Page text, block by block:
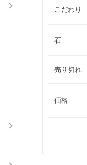
こだわり
石
売り切れ
価格